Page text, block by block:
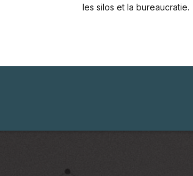
les silos et la bureaucratie​.